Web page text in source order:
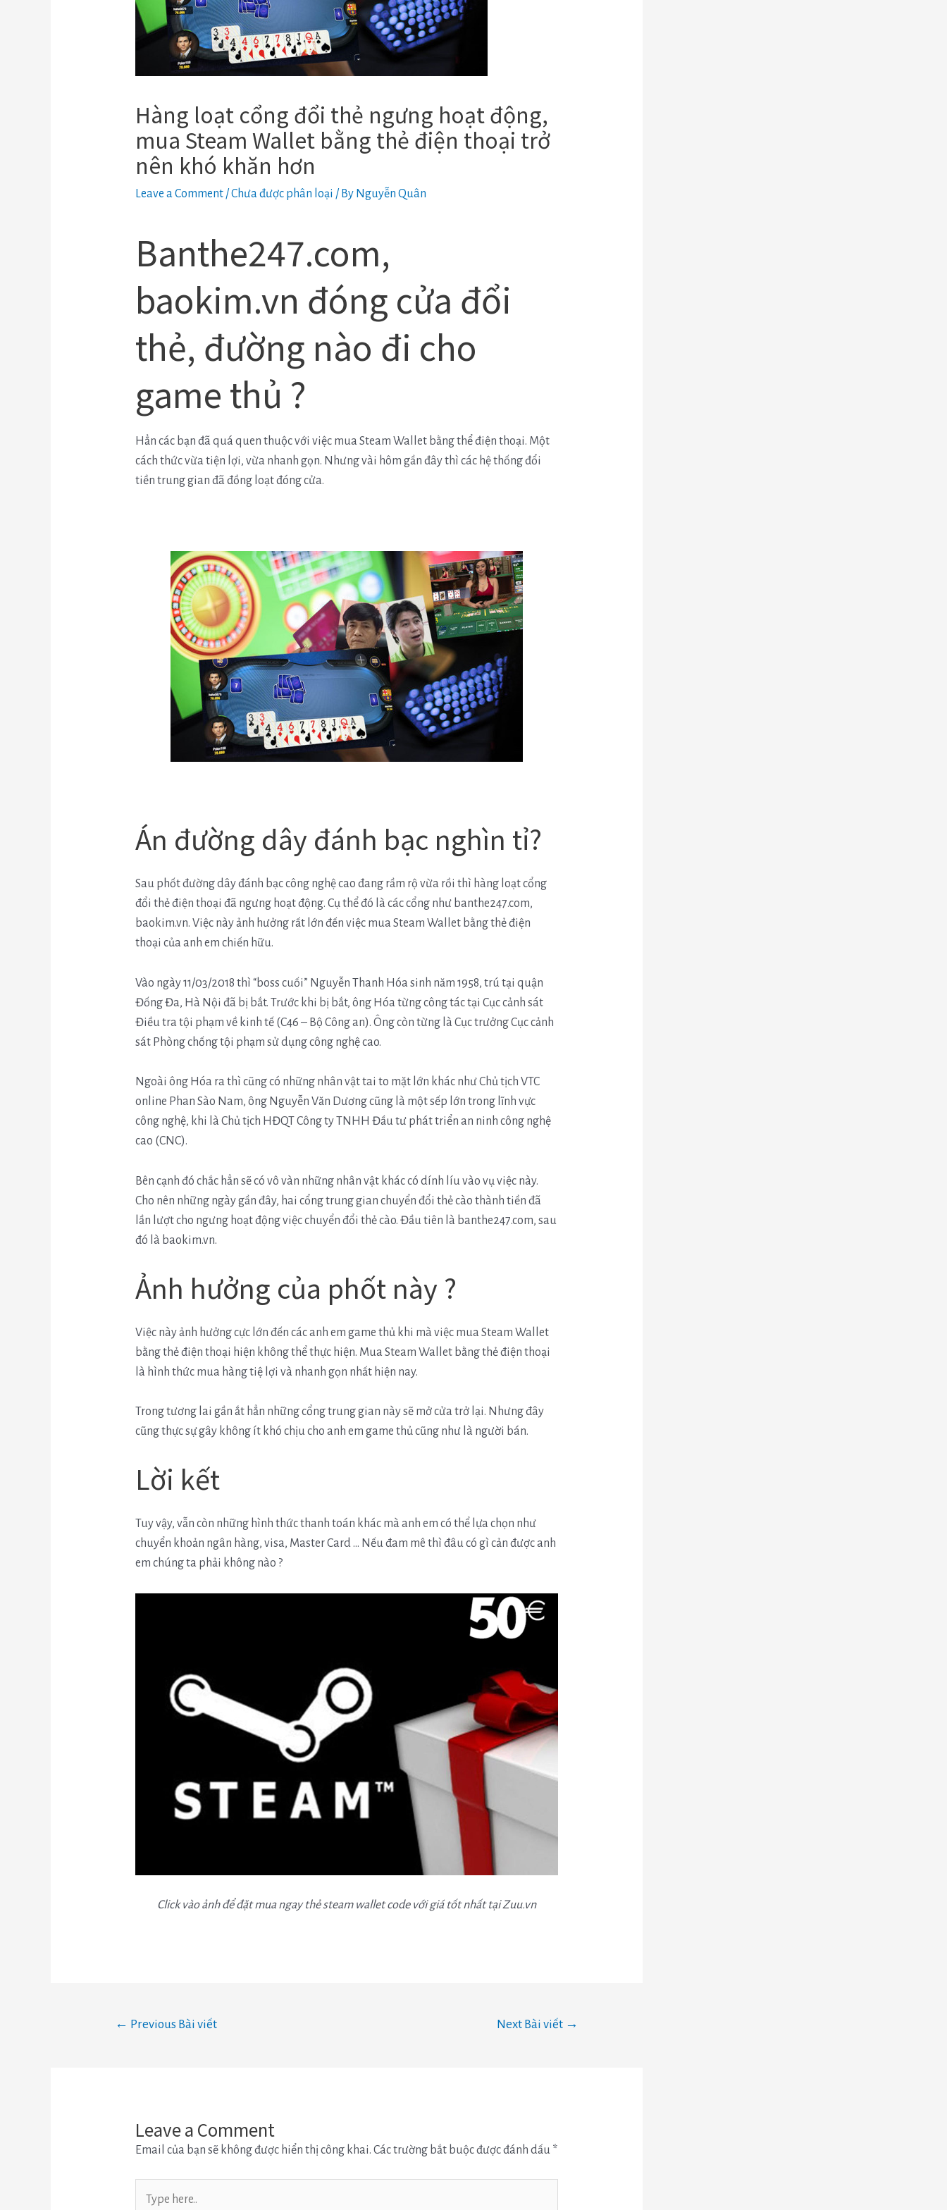
Hàng loạt cổng đổi thẻ ngưng hoạt động,
mua Steam Wallet bằng thẻ điện thoại trở
nên khó khăn hơn
Leave a Comment /Chưa được phân loại / By Nguyễn Quân
Banthe247.com,
baokim.vn đóng cửa đổi
thẻ, đường nào đi cho
game thủ ?
Hẳn các bạn đã quá quen thuộc với việc mua Steam Wallet bằng thể điện thoại. Một
cách thức vừa tiện lợi, vừa nhanh gọn. Nhưng vài hôm gần đây thì các hệ thống đổi
tiền trung gian đã đồng loạt đóng cửa.
Án đường dây đánh bạc nghìn tỉ?
Sau phốt đường dây đánh bạc công nghệ cao đang rầm rộ vừa rồi thì hàng loạt cổng
đổi thẻ điện thoại đã ngưng hoạt động. Cụ thể đó là các cổng như banthe247.com,
baokim.vn. Việc này ảnh hưởng rất lớn đến việc mua Steam Wallet bằng thẻ điện
thoại của anh em chiến hữu.
Vào ngày 11/03/2018 thì “boss cuối” Nguyễn Thanh Hóa sinh năm 1958, trú tại quận
Đống Đa, Hà Nội đã bị bắt. Trước khi bị bắt, ông Hóa từng công tác tại Cục cảnh sát
Điều tra tội phạm về kinh tế (C46 – Bộ Công an). Ông còn từng là Cục trưởng Cục cảnh
sát Phòng chống tội phạm sử dụng công nghệ cao.
Ngoài ông Hóa ra thì cũng có những nhân vật tai to mặt lớn khác như Chủ tịch VTC
online Phan Sào Nam, ông Nguyễn Văn Dương cũng là một sếp lớn trong lĩnh vực
công nghệ, khi là Chủ tịch HĐQT Công ty TNHH Đầu tư phát triển an ninh công nghệ
cao (CNC).
Bên cạnh đó chắc hẳn sẽ có vô vàn những nhân vật khác có dính líu vào vụ việc này.
Cho nên những ngày gần đây, hai cổng trung gian chuyển đổi thẻ cào thành tiền đã
lần lượt cho ngưng hoạt động việc chuyển đổi thẻ cào. Đầu tiên là banthe247.com, sau
đó là baokim.vn.
Ảnh hưởng của phốt này ?
Việc này ảnh hưởng cực lớn đến các anh em game thủ khi mà việc mua Steam Wallet
bằng thẻ điện thoại hiện không thể thực hiện. Mua Steam Wallet bằng thẻ điện thoại
là hình thức mua hàng tiệ lợi và nhanh gọn nhất hiện nay.
Trong tương lai gần ắt hẳn những cổng trung gian này sẽ mở cửa trở lại. Nhưng đây
cũng thực sự gây không ít khó chịu cho anh em game thủ cũng như là người bán.
Lời kết
Tuy vậy, vẫn còn những hình thức thanh toán khác mà anh em có thể lựa chọn như
chuyển khoản ngân hàng, visa, Master Card … Nếu đam mê thì đâu có gì cản được anh
em chúng ta phải không nào ?
Click vào ảnh để đặt mua ngay thẻ steam wallet code với giá tốt nhất tại Zuu.vn
← Previous Bài viết Next Bài viết →
Leave a Comment
Email của bạn sẽ không được hiển thị công khai. Các trường bắt buộc được đánh dấu *